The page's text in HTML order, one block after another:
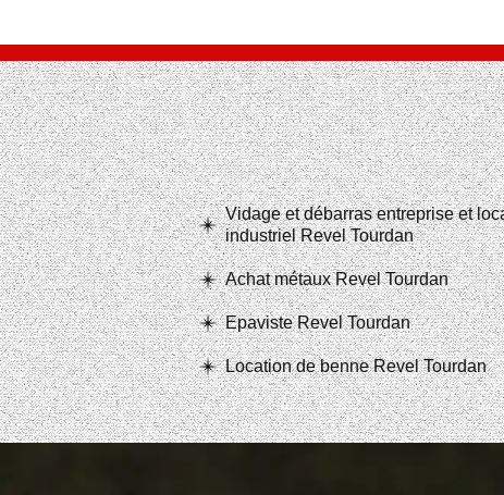
Vidage et débarras entreprise et
industriel Revel Tourdan
Achat métaux Revel Tourdan
Epaviste Revel Tourdan
Location de benne Revel Tourdan